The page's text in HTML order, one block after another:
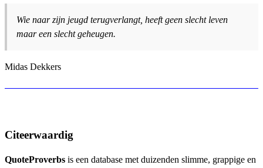
Wie naar zijn jeugd terugverlangt, heeft geen slecht leven
maar een slecht geheugen.
Midas Dekkers
Citeerwaardig
QuoteProverbs is een database met duizenden slimme, grappige en